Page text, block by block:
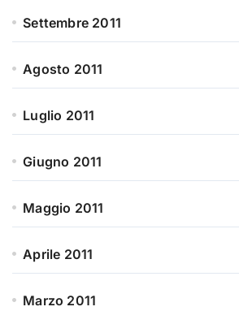
Settembre 2011
Agosto 2011
Luglio 2011
Giugno 2011
Maggio 2011
Aprile 2011
Marzo 2011